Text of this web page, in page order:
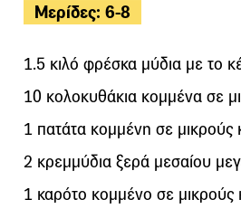
Μερίδες: 6-8
1.5 κιλό φρέσκα μύδια με το
10 κολοκυθάκια κομμένα σε
1 πατάτα κομμένη σε μικρούς
2 κρεμμύδια ξερά μεσαίου
1 καρότο κομμένο σε μικρούς